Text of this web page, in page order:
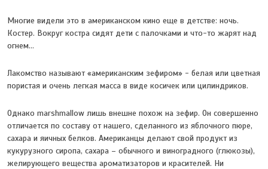
Многие видели это в американском кино еще в детстве: ночь.
Костер. Вокруг костра сидят дети с палочками и что-то жарят над
огнем…
Лакомство называют «американским зефиром» - белая или цветная
пористая и очень легкая масса в виде косичек или цилиндриков.
Однако marshmallow лишь внешне похож на зефир. Он совершенно
отличается по составу от нашего, сделанного из яблочного пюре,
сахара и яичных белков. Американцы делают свой продукт из
кукурузного сиропа, сахара – обычного и виноградного (глюкозы),
желирующего вещества ароматизаторов и красителей. Ни